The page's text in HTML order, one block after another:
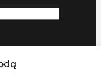
i akceptuję